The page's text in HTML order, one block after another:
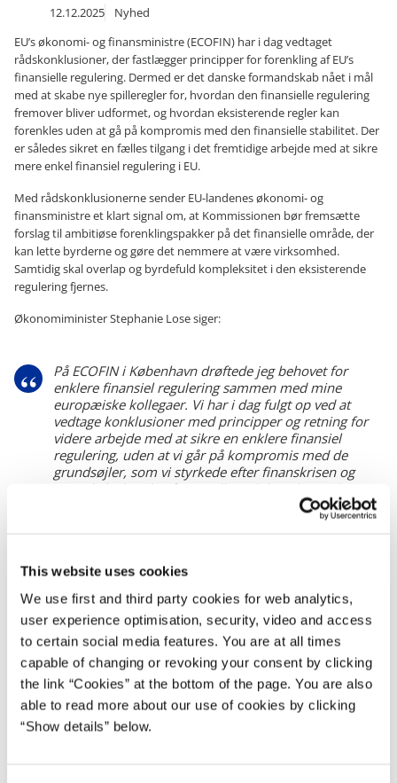
This website uses cookies
We use first and third party cookies for web analytics,
user experience optimisation, security, video and access
to certain social media features. You are at all times
capable of changing or revoking your consent by clicking
the link “Cookies” at the bottom of the page. You are also
able to read more about our use of cookies by clicking
“Show details” below.
12.12.2025
Nyhed
EU’s økonomi- og finansministre (ECOFIN) har i dag vedtaget
rådskonklusioner, der fastlægger principper for forenkling af EU’s
finansielle regulering. Dermed er det danske formandskab nået i mål
med at skabe nye spilleregler for, hvordan den finansielle regulering
fremover bliver udformet, og hvordan eksisterende regler kan
forenkles uden at gå på kompromis med den finansielle stabilitet. Der
er således sikret en fælles tilgang i det fremtidige arbejde med at sikre
mere enkel finansiel regulering i EU.
Med rådskonklusionerne sender EU-landenes økonomi- og
finansministre et klart signal om, at Kommissionen bør fremsætte
forslag til ambitiøse forenklingspakker på det finansielle område, der
kan lette byrderne og gøre det nemmere at være virksomhed.
Samtidig skal overlap og byrdefuld kompleksitet i den eksisterende
regulering fjernes.
Økonomiminister Stephanie Lose siger:
På ECOFIN i København drøftede jeg behovet for
enklere finansiel regulering sammen med mine
europæiske kollegaer. Vi har i dag fulgt op ved at
vedtage konklusioner med principper og retning for
videre arbejde med at sikre en enklere finansiel
regulering, uden at vi går på kompromis med de
grundsøjler, som vi styrkede efter finanskrisen og
som skal sikre den finansielle stabilitet, herunder
kapitalkrav, der gør bankerne robuste. Der er et stort
potentiale for en enklere finansiel regulering, som
Erhvervsminister Morten Bødskov siger:
Europa har ikke råd til unødvendigt bureaukrati og
besværlige regler. Derfor har vi gennem hele det
danske formandskab arbejdet hårdt for at gøre de
finansielle regler enklere og mere overskuelige, så
både borgere og virksomheder får nemmere ved at